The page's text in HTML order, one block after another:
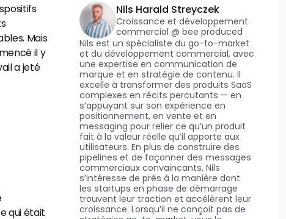
Mais
il y
a jeté
qui était
Nils Harald Streyczek
Croissance et développement
commercial @ bee produced
Nils est un spécialiste du go-to-market
et du développement commercial, avec
une expertise en communication de
marque et en stratégie de contenu. Il
excelle à transformer des produits SaaS
complexes en récits percutants — en
s’appuyant sur son expérience en
positionnement, en vente et en
messaging pour relier ce qu’un produit
fait à la valeur réelle qu’il apporte aux
utilisateurs. En plus de construire des
pipelines et de façonner des messages
commerciaux convaincants, Nils
s’intéresse de près à la manière dont
les startups en phase de démarrage
trouvent leur traction et accélèrent leur
croissance. Lorsqu’il ne conçoit pas de